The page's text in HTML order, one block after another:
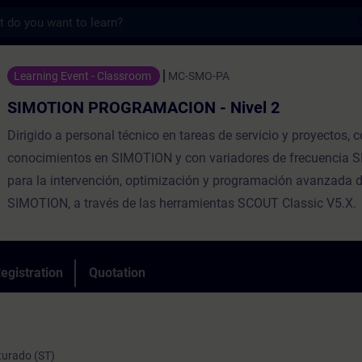
- Nivel 2 - Training -
Learning Event - Classroom MC-SMO-PA
SIMOTION PROGRAMACION - Nivel 2
Dirigido a personal técnico en tareas de servicio y proyectos,
conocimientos en SIMOTION y con variadores de frecuencia
para la intervención, optimización y programación avanzada
SIMOTION, a través de las herramientas SCOUT Classic V5.X.
Quotation
(ST)